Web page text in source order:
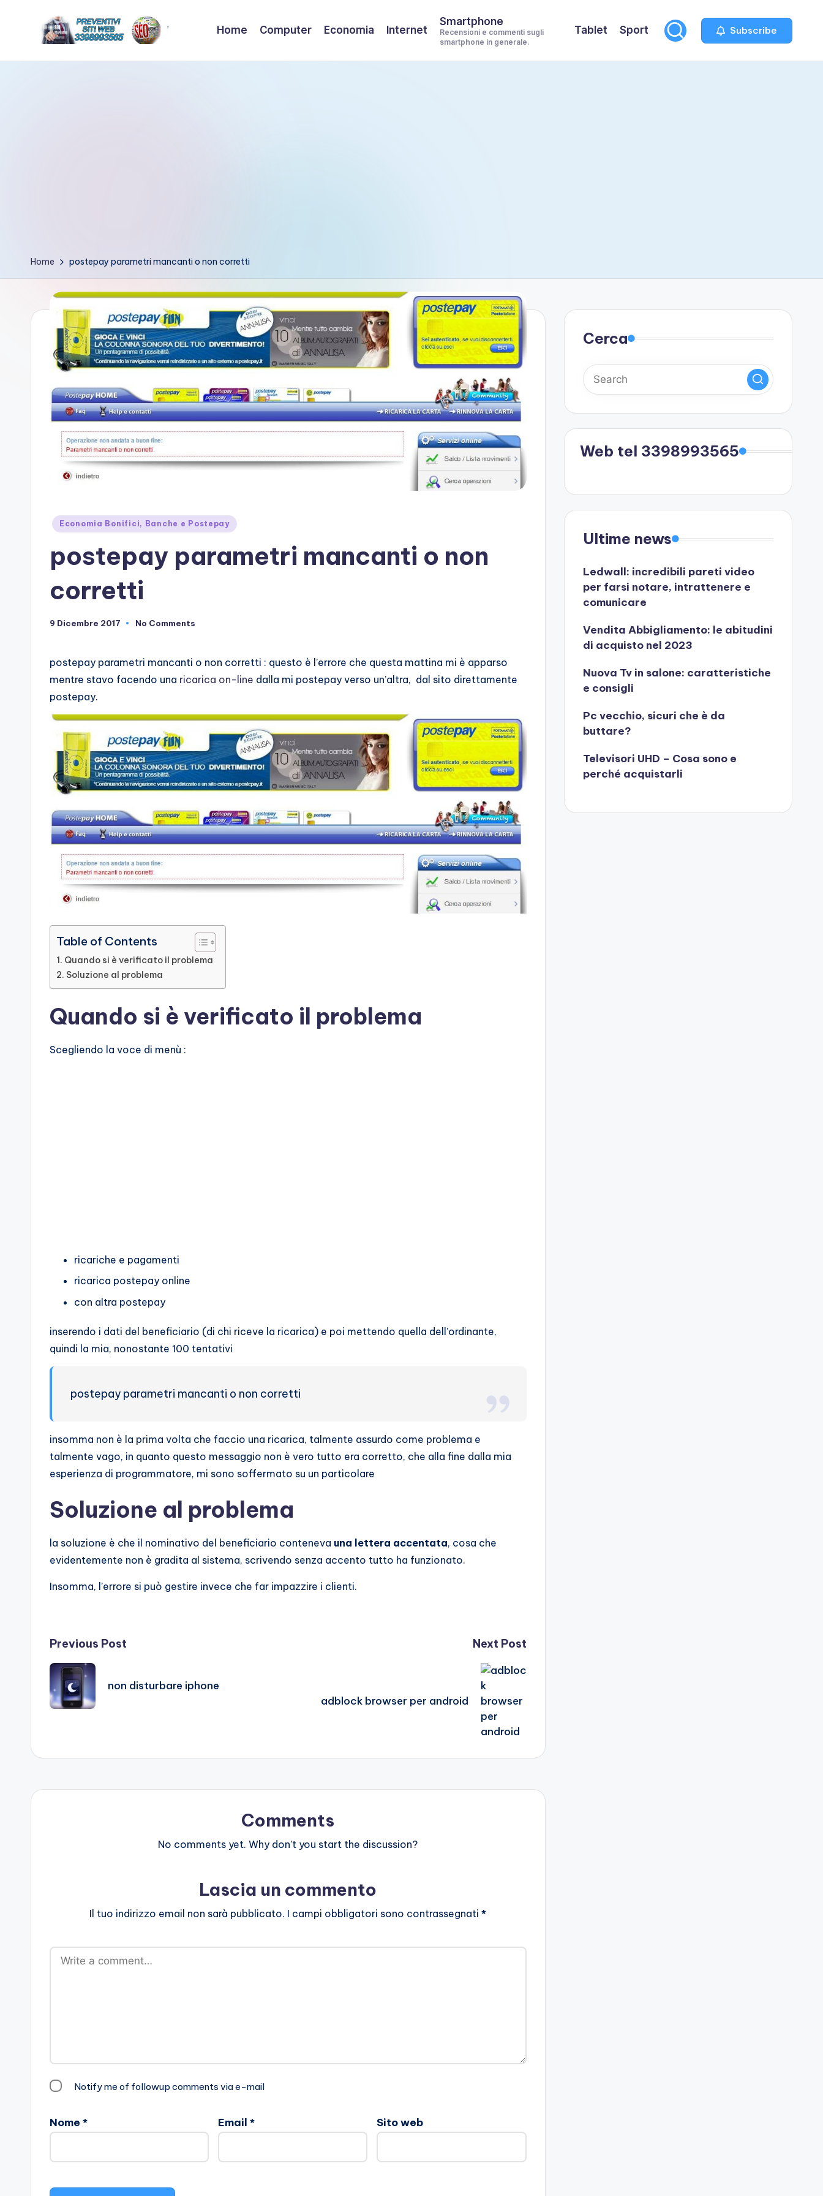
C
b
t
Home Computer Economia Internet
Smartphone
Recensioni e commenti sugli
smartphone in generale.
Tablet Sport Subscribe
Home postepay parametri mancanti o non corretti
Posted
Economia Bonifici, Banche e Postepay
postepay parametri mancanti o non
corretti
9 Dicembre 2017 No Comments
postepay parametri mancanti o non corretti : questo è l’errore che questa mattina mi è apparso
mentre stavo facendo una ricarica on-line dalla mi postepay verso un’altra, dal sito direttamente
postepay.
Table of Contents
Quando si è verificato il problema
Soluzione al problema
Quando si è verificato il problema
Scegliendo la voce di menù :
ricariche e pagamenti
ricarica postepay online
con altra postepay
inserendo i dati del beneficiario (di chi riceve la ricarica) e poi mettendo quella dell’ordinante,
quindi la mia, nonostante 100 tentativi
postepay parametri mancanti o non corretti
insomma non è la prima volta che faccio una ricarica, talmente assurdo come problema e
talmente vago, in quanto questo messaggio non è vero tutto era corretto, che alla fine dalla mia
esperienza di programmatore, mi sono soffermato su un particolare
Soluzione al problema
la soluzione è che il nominativo del beneficiario conteneva una lettera accentata, cosa che
evidentemente non è gradita al sistema, scrivendo senza accento tutto ha funzionato.
Insomma, l’errore si può gestire invece che far impazzire i clienti.
Post
navigation
Previous Post
non disturbare iphone
Next Post
adblock browser per android
Comments
No comments yet. Why don’t you start the discussion?
Lascia un commento
Il tuo indirizzo email non sarà pubblicato. I campi obbligatori sono contrassegnati*
Notify me of followup comments via e-mail
Nome * Email * Sito web
Cerca
Web tel 3398993565
Ultime news
Ledwall: incredibili pareti video
per farsi notare, intrattenere e
comunicare
Vendita Abbigliamento: le abitudini
di acquisto nel 2023
Nuova Tv in salone: caratteristiche
e consigli
Pc vecchio, sicuri che è da
buttare?
Televisori UHD – Cosa sono e
perché acquistarli